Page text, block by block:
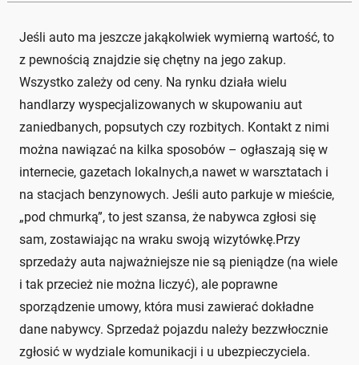
Jeśli auto ma jeszcze jakąkolwiek wymierną wartość, to
z pewnością znajdzie się chętny na jego zakup.
Wszystko zależy od ceny. Na rynku działa wielu
handlarzy wyspecjalizowanych w skupowaniu aut
zaniedbanych, popsutych czy rozbitych. Kontakt z nimi
można nawiązać na kilka sposobów – ogłaszają się w
internecie, gazetach lokalnych,a nawet w warsztatach i
na stacjach benzynowych. Jeśli auto parkuje w mieście,
„pod chmurką”, to jest szansa, że nabywca zgłosi się
sam, zostawiając na wraku swoją wizytówkę.Przy
sprzedaży auta najważniejsze nie są pieniądze (na wiele
i tak przecież nie można liczyć), ale poprawne
sporządzenie umowy, która musi zawierać dokładne
dane nabywcy. Sprzedaż pojazdu należy bezzwłocznie
zgłosić w wydziale komunikacji i u ubezpieczyciela.